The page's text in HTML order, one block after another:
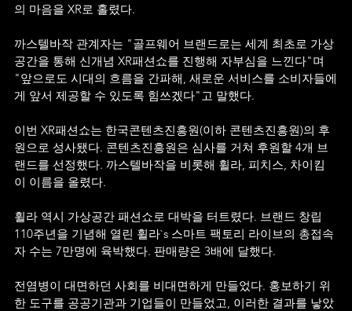
의 마음을 XR로 홀렸다.
까스텔바작 관계자는 "골프웨어 브랜드로는 세계 최초로 가상
공간을 통해 신개념 XR패션쇼를 진행해 자부심을 느낀다"며
"앞으로도 시대의 흐름을 간파해, 새로운 서비스를 소비자들에
게 앞서 제공할 수 있도록 힘쓰겠다"고 말했다.
이번 XR패션쇼는 한국콘텐츠진흥원(이하 콘텐츠진흥원)의 후
원으로 성사됐다. 콘텐츠진흥원은 심사를 거쳐 후원할 4개 브
랜드를 선정했다. 까스텔바작을 비롯해 휠라, 피치스, 차이킴
이 이름을 올렸다.
휠라 역시 가상공간 패션쇼로 대박을 터트렸다. 브랜드 창립
110주년을 기념해 열린 휠라`s 스마트 팩토리 라이브의 총접속
자 수는 7만명에 육박했다. 판매량은 3배에 달했다.
전염병이 대면하던 사회를 비대면하게 만들었다. 홍보하기 위
한 도구를 공공기관과 기업들이 만들었고, 이러한 결과를 낳았